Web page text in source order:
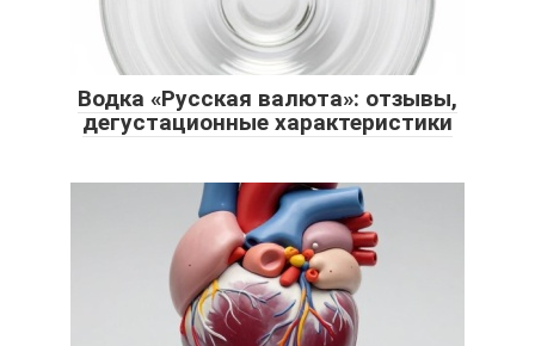
Водка «Русская валюта»: отзывы,
дегустационные характеристики